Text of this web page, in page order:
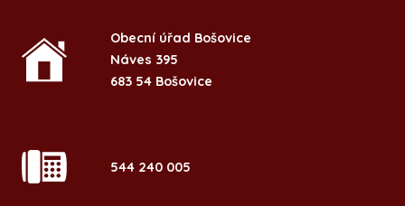
Obecní úřad Bošovice
Náves 395
683 54 Bošovice
544 240 005